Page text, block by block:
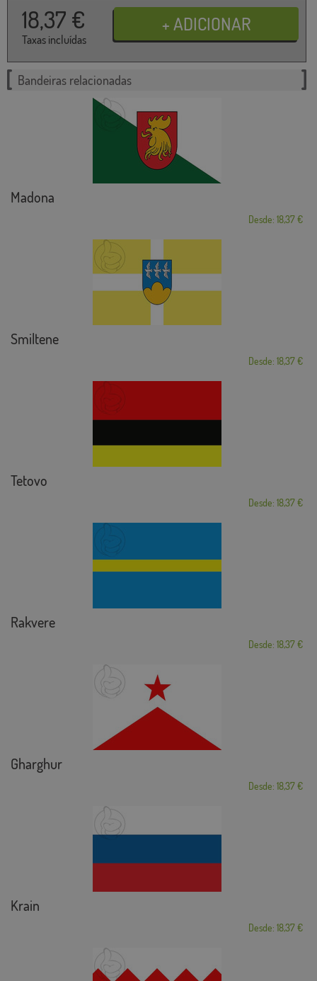
18,37 €
Taxas incluídas
Bandeiras relacionadas
Madona
Desde: 18,37 €
Smiltene
Desde: 18,37 €
Tetovo
Desde: 18,37 €
Rakvere
Desde: 18,37 €
Gharghur
Desde: 18,37 €
Krain
Desde: 18,37 €